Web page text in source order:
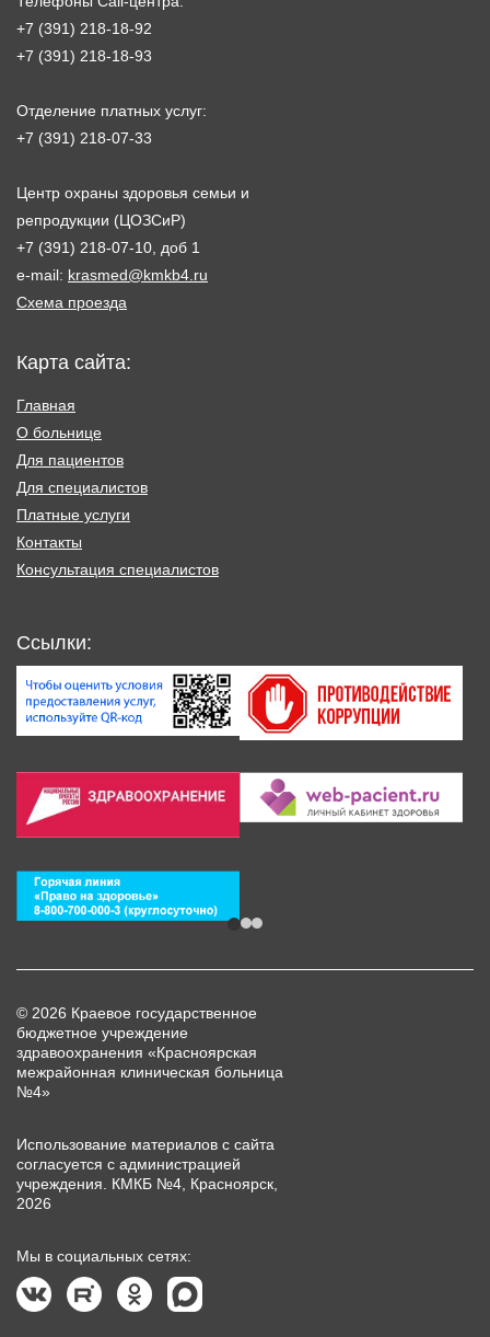
+7 (391) 218-18-92
+7 (391) 218-18-93
Отделение платных услуг:
+7 (391) 218-07-33
Центр охраны здоровья семьи и
репродукции (ЦОЗСиР)
+7 (391) 218-07-10, доб 1
e-mail: krasmed@kmkb4.ru
Схема проезда
Карта сайта:
Главная
О больнице
Для пациентов
Для специалистов
Платные услуги
Контакты
Консультация специалистов
Ссылки:
© 2026 Краевое государственное
бюджетное учреждение
здравоохранения «Красноярская
межрайонная клиническая больница
№4»
Использование материалов с сайта
согласуется с администрацией
учреждения. КМКБ №4, Красноярск,
2026
Мы в социальных сетях: